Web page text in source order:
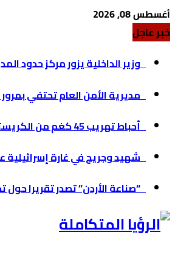
أغسطس 08, 2026
خبر عاجل
وزير الداخلية يزور مركز حدود
مديرية الأمن العام تحتفي بمرور 104 أعوام على ت...
أحباط تهريب 45 كغم من الكريستال القاتل في أكبر...
شهيد وجريح في غارة إسرائيلية
“صناعة الأردن” تصدر تقريرا حول